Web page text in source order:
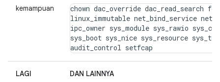
kemampuan
chown dac_override
linux_immutable net_bind_service
ipc_owner sys_module sys_rawio
sys_boot sys_nice sys_resource
audit_control setfcap
LAGI DAN LAINNYA